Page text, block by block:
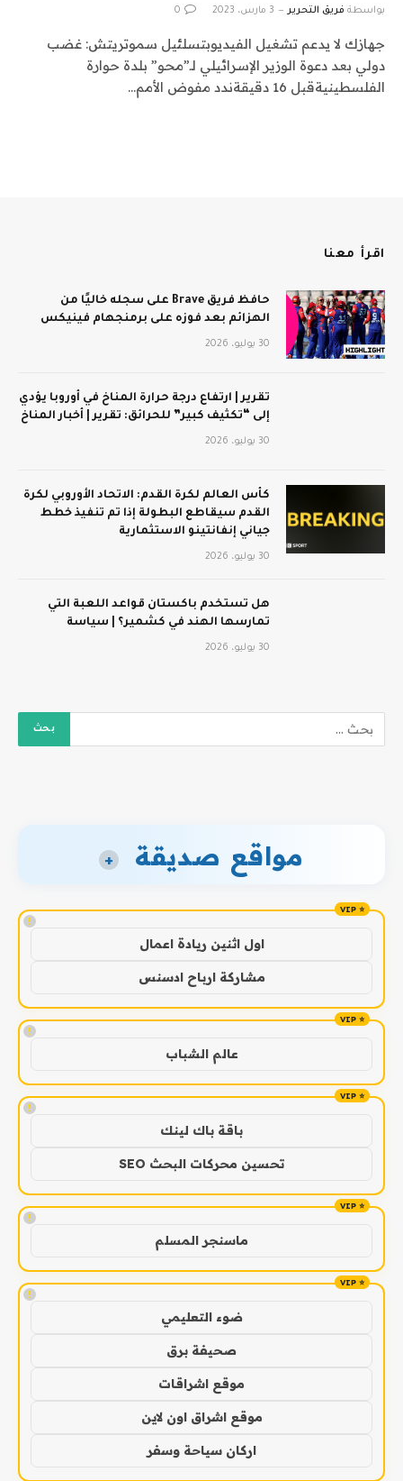
بواسطة فريق التحرير 3 مارس، 2023 0
جهازك لا يدعم تشغيل الفيديوبتسلئيل سموتريتش: غضب
دولي بعد دعوة الوزير الإسرائيلي لـ”محو” بلدة حوارة
الفلسطينيةقبل 16 دقيقةندد مفوض الأمم…
اقرأ معنا
حافظ فريق Brave على سجله خاليًا من
الهزائم بعد فوزه على برمنجهام فينيكس
30 يوليو، 2026
تقرير | ارتفاع درجة حرارة المناخ في أوروبا يؤدي
إلى “تكثيف كبير” للحرائق: تقرير | أخبار المناخ
30 يوليو، 2026
كأس العالم لكرة القدم: الاتحاد الأوروبي لكرة
القدم سيقاطع البطولة إذا تم تنفيذ خطط
جياني إنفانتينو الاستثمارية
30 يوليو، 2026
هل تستخدم باكستان قواعد اللعبة التي
تمارسها الهند في كشمير؟ | سياسة
30 يوليو، 2026
مواقع صديقة +
!
اول اثنين ريادة اعمال
مشاركة ارباح ادسنس
!
عالم الشباب
!
باقة باك لينك
تحسين محركات البحث SEO
!
ماسنجر المسلم
!
ضوء التعليمي
صحيفة برق
موقع اشراقات
موقع اشراق اون لاين
اركان سياحة وسفر